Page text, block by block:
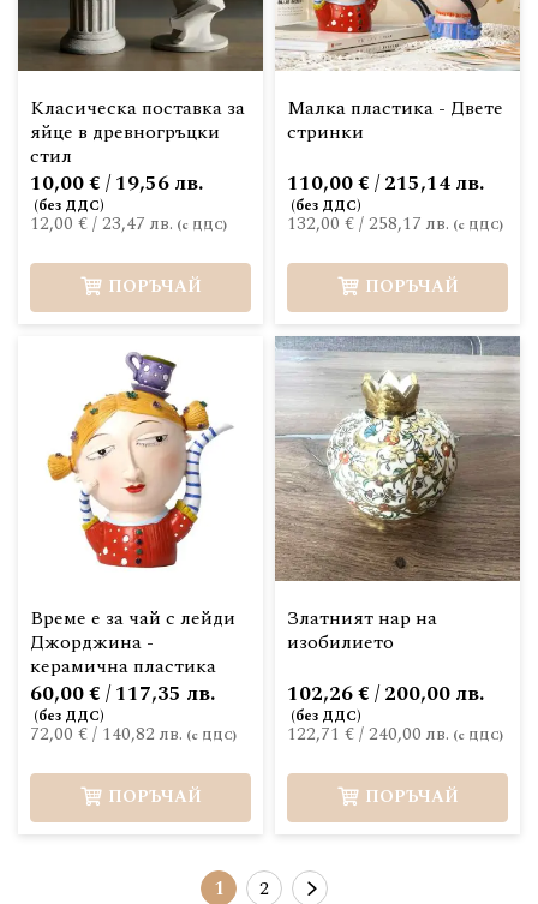
Класическа поставка за
яйце в древногръцки
стил
12,00 €/23,47 лв.
10,00 € / 19,56 лв.
ПОРЪЧАЙ
Малка пластика - Двете
стринки
132,00 €/258,17 лв.
110,00 € / 215,14 лв.
ПОРЪЧАЙ
Време е за чай с лейди
Джорджина -
керамична пластика
72,00 €/ 140,82 лв.
60,00 € / 117,35 лв.
ПОРЪЧАЙ
Златният нар на
изобилието
122,71 €/240,00 лв.
102,26 € / 200,00 лв.
ПОРЪЧАЙ
Страница
В момента четете страница
1 Страница
2 Страница
Следващ